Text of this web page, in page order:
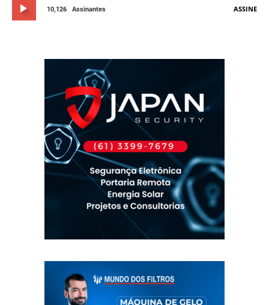
10,126 Assinantes ASSINE